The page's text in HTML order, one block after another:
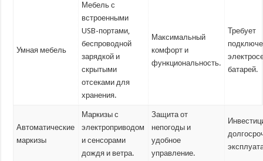
Умная мебель
Мебель с
встроенными
USB-портами,
беспроводной
зарядкой и
скрытыми
отсеками для
хранения.
Максимальный
комфорт и
функциональность.
Требует
батарей.
Автоматические
маркизы
Маркизы с
электроприводом
и сенсорами
дождя и ветра.
Защита от
непогоды и
удобное
управление.